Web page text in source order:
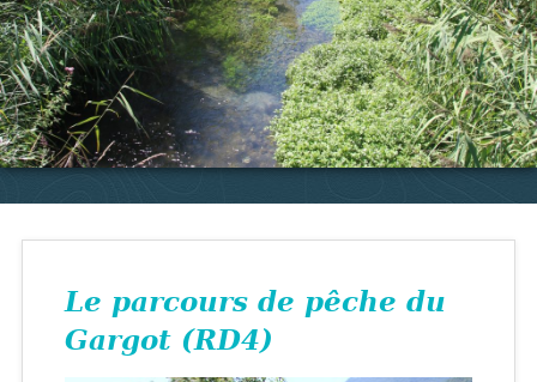
Le parcours de pêche du
Gargot (RD4)